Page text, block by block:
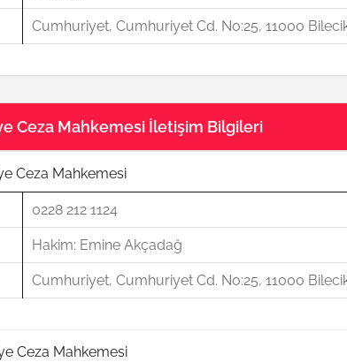
Cumhuriyet, Cumhuriyet Cd. No:25, 11000
Ceza Mahkemesi İletişim Bilgileri
Ceza Mahkemesi
0228 212 1124
Hakim: Emine Akçadağ
Cumhuriyet, Cumhuriyet Cd. No:25, 11000
Ceza Mahkemesi